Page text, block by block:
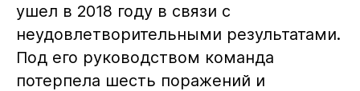
ушел в 2018 году в связи с
неудовлетворительными результатами.
Под его руководством команда
потерпела шесть поражений и